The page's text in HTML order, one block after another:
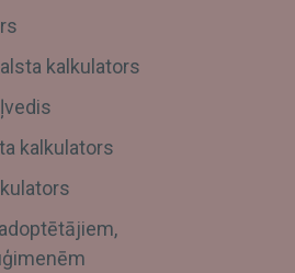
kalkulators
kalkulators